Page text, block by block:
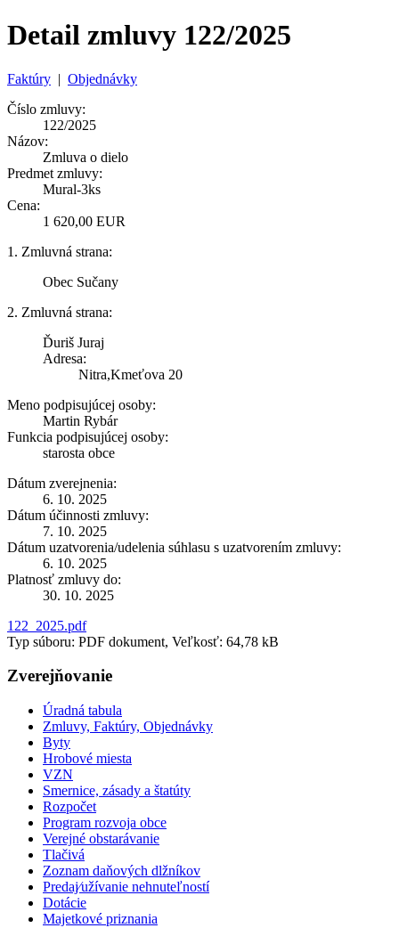
Detail zmluvy 122/2025
Faktúry | Objednávky
Číslo zmluvy:
122/2025
Názov:
Zmluva o dielo
Predmet zmluvy:
Mural-3ks
Cena:
1 620,00 EUR
1. Zmluvná strana:
Obec Sučany
2. Zmluvná strana:
Ďuriš Juraj
Adresa:
Nitra,Kmeťova 20
Meno podpisujúcej osoby:
Martin Rybár
Funkcia podpisujúcej osoby:
starosta obce
Dátum zverejnenia:
6. 10. 2025
Dátum účinnosti zmluvy:
7. 10. 2025
Dátum uzatvorenia/udelenia súhlasu s uzatvorením zmluvy:
6. 10. 2025
Platnosť zmluvy do:
30. 10. 2025
122_2025.pdf
Typ súboru: PDF dokument, Veľkosť: 64,78 kB
Zverejňovanie
Úradná tabula
Zmluvy, Faktúry, Objednávky
Byty
Hrobové miesta
VZN
Smernice, zásady a štatúty
Rozpočet
Program rozvoja obce
Verejné obstarávanie
Tlačivá
Zoznam daňových dlžníkov
Predaj⁄užívanie nehnuteľností
Dotácie
Majetkové priznania